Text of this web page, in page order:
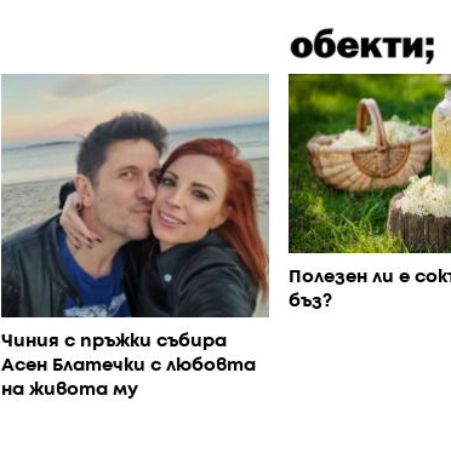
Чиния с пръжки събира
Асен Блатечки с любовта
на живота му
Полезен ли е
бъз?